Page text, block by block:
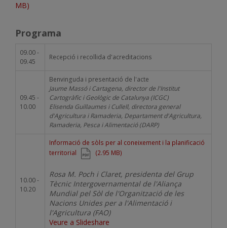
MB)
Programa
09.00 -
09.45
Recepció i recollida d'acreditacions
09.45 -
10.00
Benvinguda i presentació de l'acte
Jaume Massó i Cartagena, director de l'Institut
Cartogràfic i Geològic de Catalunya (ICGC)
Elisenda Guillaumes i Cullell, directora general
d'Agricultura i Ramaderia, Departament d'Agricultura,
Ramaderia, Pesca i Alimentació (DARP)
10.00 -
10.20
Document
Informació de sòls per al coneixement i la planificació
territorial
(2.95 MB)
Rosa M. Poch i Claret, presidenta del Grup
Tècnic Intergovernamental de l'Aliança
Mundial pel Sòl de l'Organització de les
Nacions Unides per a l'Alimentació i
l'Agricultura (FAO)
Veure a Slideshare